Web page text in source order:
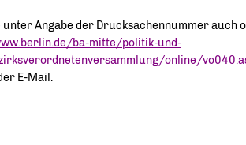
unter Angabe der Drucksachennummer auch
ba-mitte/politik-und-
online/
E-Mail.